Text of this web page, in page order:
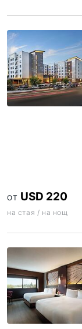
ОТ USD 220
на стая / на нощ